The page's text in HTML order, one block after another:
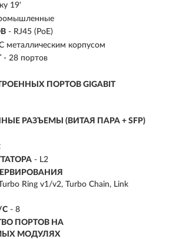
19'
- RJ45 (PoE)
металлическим корпусом
- 28 портов
ПОРТОВ GIGABIT
РАЗЪЕМЫ (ВИТАЯ ПАРА + SFP)
- L2
Turbo Ring v1/v2, Turbo Chain, Link
С - 8
ПОРТОВ НА
МОДУЛЯХ